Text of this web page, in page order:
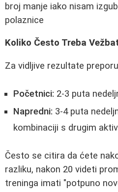
broj manje iako nisam
polaznice
Koliko Često Treba
Za vidljive rezultate
Početnici: 2-3 puta
Napredni: 3-4 puta
kombinaciji s drugim
Često se citira da ćete
razliku, nakon 20 videti
treninga imati "potpuno